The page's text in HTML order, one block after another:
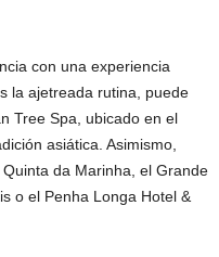
con una experiencia
la ajetreada rutina, puede
Tree Spa, ubicado en el
asiática. Asimismo,
da Marinha, el Grande
o el Penha Longa Hotel &